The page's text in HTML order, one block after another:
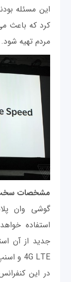
این مسئله
کرد که باعث
مردم تهیه شود.
مشخصات
استفاده
جدید از آن
در این